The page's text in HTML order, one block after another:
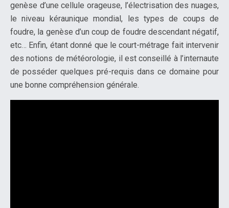
genèse d’une cellule orageuse, l’électrisation des nuages,
le niveau kéraunique mondial, les types de coups de
foudre, la genèse d’un coup de foudre descendant négatif,
etc… Enfin, étant donné que le court-métrage fait intervenir
des notions de météorologie, il est conseillé à l’internaute
de posséder quelques pré-requis dans ce domaine pour
une bonne compréhension générale.